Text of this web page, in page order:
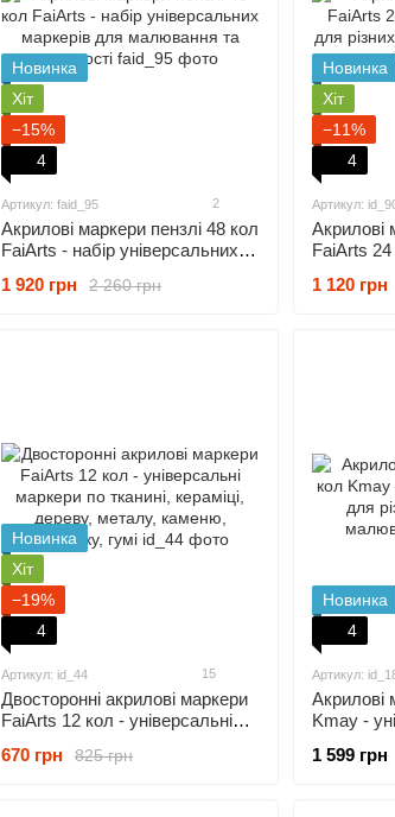
Новинка
Хіт
−15%
4
Артикул: faid_95 2
Акрилові маркери пензлі 48 кол
FaiArts - набір універсальних
творчості
2 260 грн
1 920 грн
Новинка
Хіт
−11%
4
Артикул:
Акрилові
FaiArts 24
водостійкі
1 120 грн
Новинка
Хіт
−19%
4
Артикул: id_44 15
Двосторонні акрилові маркери
FaiArts 12 кол - універсальні
дереву, металу, каменю,
825 грн
670 грн
Новинка
4
Артикул:
Акрилові
Kmay -
малювання
1 599 грн